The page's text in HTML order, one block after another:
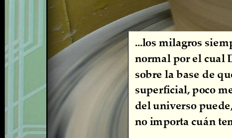
...los milagros
normal por el cual
sobre la base de
superficial, poco
del universo
no importa cuán